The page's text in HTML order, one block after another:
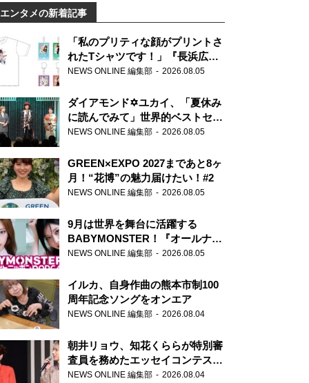
エンタメの新着記事
「私のプリティな顔がプリントさ
れたTシャツです！」『長浜広奈
天下無双』初の番組グッズ発売
NEWS ONLINE 編集部 2026.08.05
ダイアモンド✡ユカイ、「夏休み
に読んでみて」世界的ベストセラ
ー『アナスタシア』を紹介
NEWS ONLINE 編集部 2026.08.05
GREEN×EXPO 2027まであと8ヶ
月！“花博”の魅力届けたい！#2
NEWS ONLINE 編集部 2026.08.05
9月は世界を舞台に活躍する
BABYMONSTER！『オールナイ
トニッポンPODCAST』月替わり
NEWS ONLINE 編集部 2026.08.05
イルカ、自身作曲の熊本市制100
周年記念ソングをオンエア
NEWS ONLINE 編集部 2026.08.04
朝井リョウ、知花くららが特別審
査員を務めたエッセイコンテスト
の特別番組「#いまあなたに伝え
NEWS ONLINE 編集部 2026.08.04